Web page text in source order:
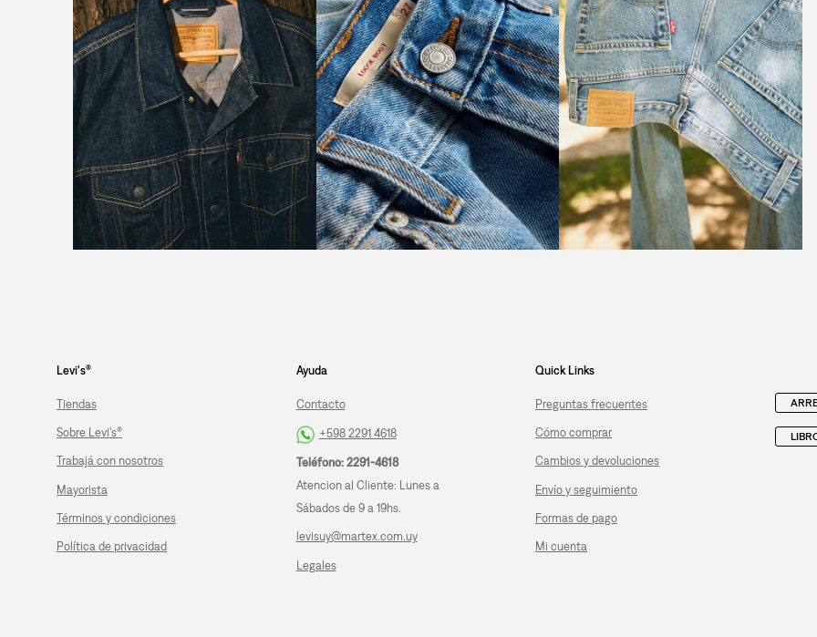
Levi's®
Tiendas
Sobre Levi's®
Trabajá con nosotros
Mayorista
Términos y condiciones
Política de privacidad
Ayuda
Contacto
+598 2291 4618
Teléfono: 2291-4618
Atencion al Cliente: Lunes a
Sábados de 9 a 19hs.
levisuy@martex.com.uy
Legales
Quick Links
Preguntas frecuentes
Cómo comprar
Cambios y devoluciones
Envío y seguimiento
Formas de pago
Mi cuenta